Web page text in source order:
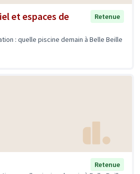
et espaces de
Retenue
: quelle piscine demain à Belle Beille
Retenue